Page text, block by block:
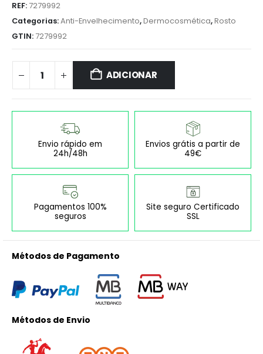
REF: 7279992
Categorias:Anti-Envelhecimento,Dermocosmética,Rosto
GTIN: 7279992
ADICIONAR
Envio rápido em
24h/48h
Envios grátis a partir de
49€
Pagamentos 100%
seguros
Site seguro Certificado
SSL
Métodos de Pagamento
Métodos de Envio